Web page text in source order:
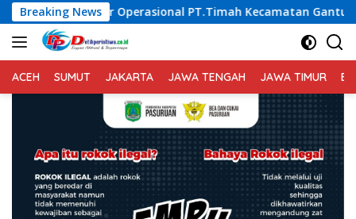
Langsung
ke
konten
Breaking News
PT.Timah Kecamatan Gantung. Saka Bahari
ACEH SUMUT JAKARTA JAWA TENGAH JAWA TIMUR